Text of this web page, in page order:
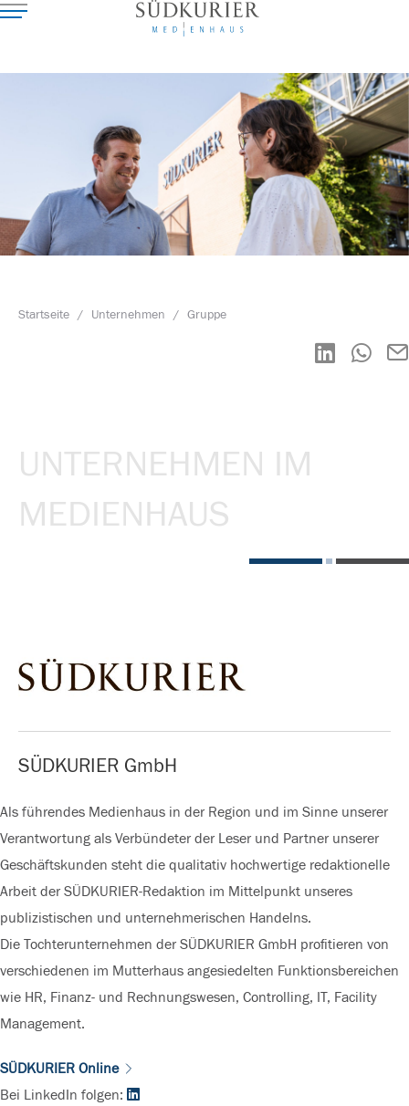
Startseite / Unternehmen / Gruppe
UNTERNEHMEN IM
MEDIENHAUS
SÜDKURIER GmbH
Als führendes Medienhaus in der Region und im Sinne unserer
Verantwortung als Verbündeter der Leser und Partner unserer
Geschäftskunden steht die qualitativ hochwertige redaktionelle
Arbeit der SÜDKURIER-Redaktion im Mittelpunkt unseres
publizistischen und unternehmerischen Handelns.
Die Tochterunternehmen der SÜDKURIER GmbH profitieren von
verschiedenen im Mutterhaus angesiedelten Funktionsbereichen
wie HR, Finanz- und Rechnungswesen, Controlling, IT, Facility
Management.
SÜDKURIER Online
Bei LinkedIn folgen: